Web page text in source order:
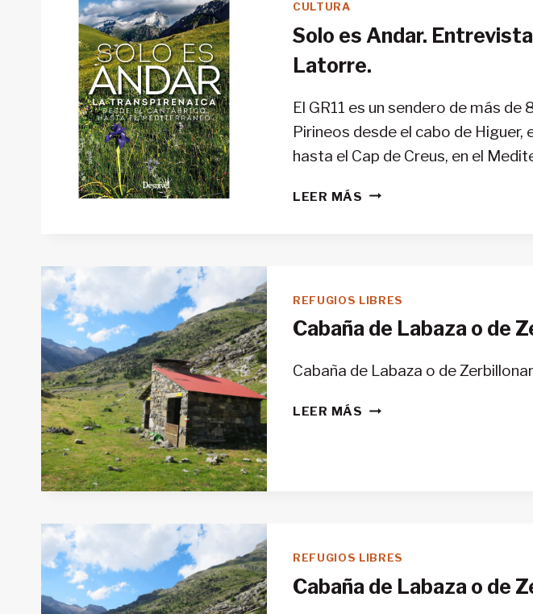
LA
RUTA
Y
EL
GR10?
CULTURA
Solo es Andar.
Latorre.
El GR11 es un sendero de más
Pirineos desde el cabo de Higuer,
hasta el Cap de Creus, en el
LEER MÁS SOLO
LATORRE.
REFUGIOS LIBRES
Cabaña de Labaza o de
Cabaña de Labaza o de Zerbillonar
LEER MÁS CABAÑA
REFUGIOS LIBRES
Cabaña de Labaza o de